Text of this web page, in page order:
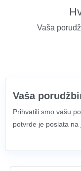
Vaša
Vaša
Prihvatili smo vašu
potvrde je poslata na